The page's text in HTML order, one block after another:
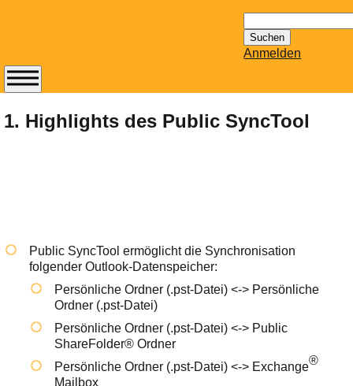
nach:
Anmelden
1. Highlights des Public SyncTool
Public SyncTool ermöglicht die Synchronisation
folgender Outlook-Datenspeicher:
Persönliche Ordner (.pst-Datei) <-> Persönliche
Ordner (.pst-Datei)
Persönliche Ordner (.pst-Datei) <-> Public
ShareFolder® Ordner
Persönliche Ordner (.pst-Datei) <-> Exchange®
Mailbox
Abonnieren Sie den
14-tägig
erscheinenden
Email für Sie
bereithält!
Wie z.B. Outlook,
GMail, Thunderbird
KuNoMail, usw.
Ihre E-Mail
Adresse: